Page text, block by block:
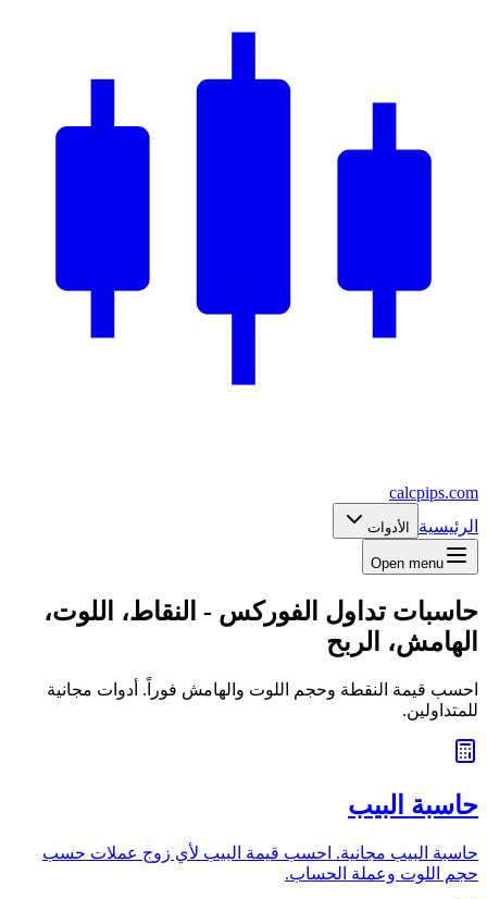
calcpips.com
الرئيسية
الأدوات
Open menu
حاسبات تداول الفوركس - النقاط، اللوت،
الهامش، الربح
احسب قيمة النقطة وحجم اللوت والهامش فوراً. أدوات مجانية
للمتداولين.
حاسبة البيب
حاسبة البيب مجانية. احسب قيمة البيب لأي زوج عملات حسب
حجم اللوت وعملة الحساب.